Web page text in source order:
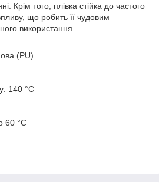
Крім того, плівка стійка до частого
що робить її чудовим
використання.
(PU)
140 °C
60 °C